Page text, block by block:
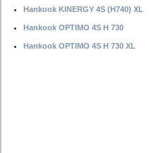
Hankook KINERGY 4S (H740) XL
Hankook OPTIMO 4S H 730
Hankook OPTIMO 4S H 730 XL